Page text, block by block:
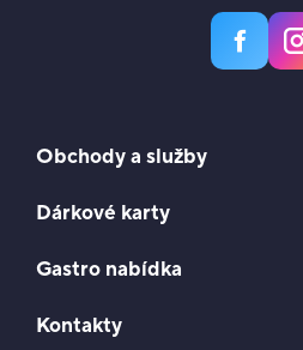
Obchody a služby
Dárkové karty
Gastro nabídka
Kontakty